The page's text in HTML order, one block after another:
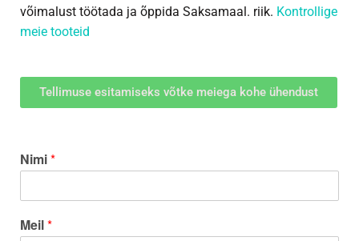
võimalust töötada ja õppida Saksamaal. riik. Kontrollige
meie tooteid
Tellimuse esitamiseks võtke meiega kohe ühendust
Nimi*
Meil*